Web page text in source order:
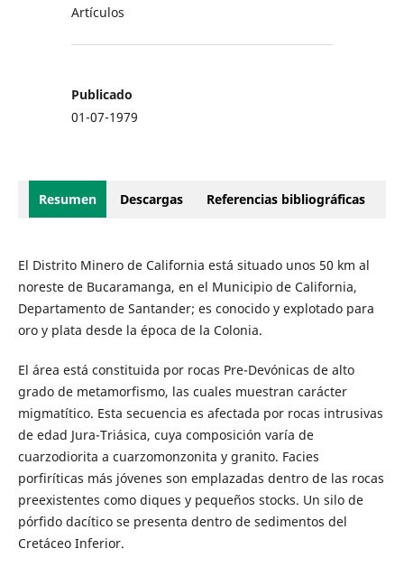
Artículos
Publicado
01-07-1979
Resumen Descargas Referencias bibliográficas
El Distrito Minero de California está situado unos 50 km al
noreste de Bucaramanga, en el Municipio de California,
Departamento de Santander; es conocido y explotado para
oro y plata desde la época de la Colonia.
El área está constituida por rocas Pre-Devónicas de alto
grado de metamorfismo, las cuales muestran carácter
migmatítico. Esta secuencia es afectada por rocas intrusivas
de edad Jura-Triásica, cuya composición varía de
cuarzodiorita a cuarzomonzonita y granito. Facies
porfiríticas más jóvenes son emplazadas dentro de las rocas
preexistentes como diques y pequeños stocks. Un silo de
pórfido dacítico se presenta dentro de sedimentos del
Cretáceo Inferior.